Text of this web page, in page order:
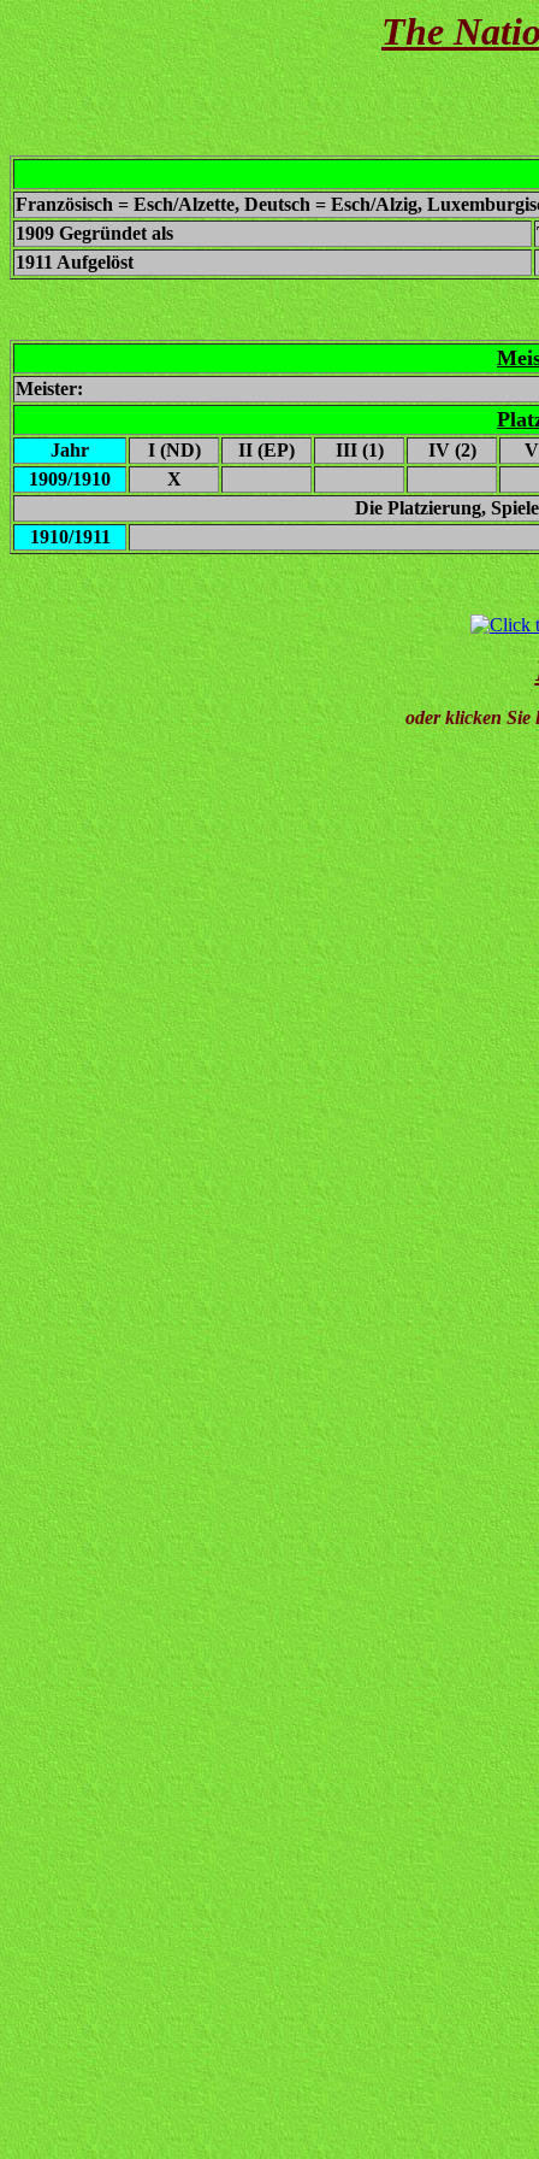
The
Französisch = Esch/Alzette, Deutsch = Esch/Alzig,
1909 Gegründet als
1911 Aufgelöst
Meister:
Jahr I (ND) II (EP) III (1) IV (2)
1909/1910
X
Die Platzierung,
1910/1911
oder klicken Sie